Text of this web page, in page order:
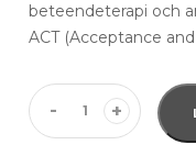
beteendeterapi och
ACT (Acceptance
- +